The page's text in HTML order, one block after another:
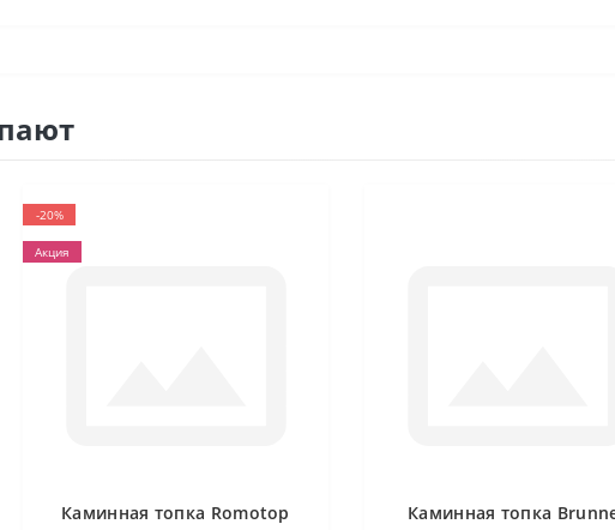
-20%
Акция
Каминная топка Romotop
Каминная топка